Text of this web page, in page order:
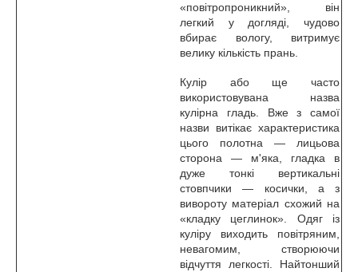
«повітропроникний», він
легкий у догляді, чудово
вбирає вологу, витримує
велику кількість прань.
Кулір або ще часто
використовувана назва
кулірна гладь. Вже з самої
назви витікає характеристика
цього полотна — лицьова
сторона — м'яка, гладка в
дуже тонкі вертикальні
стовпчики — косички, а з
вивороту матеріал схожий на
«кладку цеглинок». Одяг із
куліру виходить повітряним,
невагомим, створюючи
відчуття легкості. Найтонший